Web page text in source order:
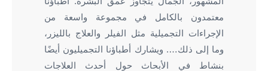
معتمدون بالكامل في مجموعة واسعة من
الإجراءات التجميلية مثل الفيلر والعلاج بالليزر،
وما إلى ذلك…. ويشارك أطباؤنا التجميليون أيضًا
بنشاط في الأبحاث حول أحدث العلاجات